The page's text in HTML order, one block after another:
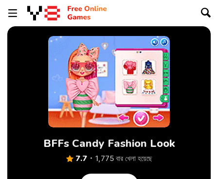
BFFs Candy Fashion Look
7.7 1,775 বার খেলা হয়েছে